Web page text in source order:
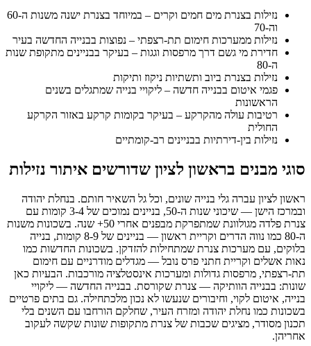
נזילות בצנרת מים חמים וקרים – במיוחד בצנרת ישנה משנות ה-60
וה-70
נזילות ממערכות חימום תת-רצפתי – נפוצות בבנייה החדשה בעיר
חדירת מי גשם דרך מרפסות וגגות – בעיקר בבניינים מתקופת שנות
ה-80
נזילות בצנרת ביוב ותשתיות ניקוז ותיקות
פגמי איטום בבנייה חדשה – ליקויי בנייה שמתגלים בשנים
הראשונות
רטיבות עולה מהקרקע – בעיקר בקומות קרקע באזור הקרקע
החולית
נזילות בין-דירתיות בבניינים רב-קומתיים
סוגי מבנים בראשון לציון שדורשים איתור נזילות
ראשון לציון עברה גלי בנייה שונים, וכל גל השאיר חותם. בנחלת יהודה
ובמרכז הישן — שיכוני שנות ה-50, בניינים נמוכים של 3-4 קומות עם
צנרת פלדה מגולוונת שמתפרקת מבפנים אחרי 50+ שנה. בשכונות משנות
ה-80 כמו נווה הדרים וקריית ראשון — בניינים של 8-9 קומות, בנייה
בלוקים, עם מערכות צנרת שמתחילות להזדקן. בשכונות החדשות כמו
נאות אשלים וקריית חתני פרס נובל — מגדלים מודרניים עם חימום
תת-רצפתי, מרפסות גדולות ומערכות אינסטלציה מורכבות. הבעיות כאן
שונות: בבנייה הוותיקה — צנרת שקורסת. בבנייה החדשה — ליקויי
בנייה, איטום לקוי, וחיבורים שנעשו לא נכון מלכתחילה. גם בתים פרטיים
בשכונות כמו נחלת יהודה ומזרח העיר, שחלקם הורחבו עם השנים בלי
תכנון מסודר, מציגים שכבות של צנרת מתקופות שונות שקשה לעקוב
אחריהן.